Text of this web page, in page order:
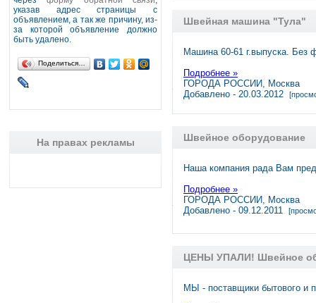
указав адрес страницы с
объявлением, а так же причину, из-
за которой объявление должно
быть удалено.
Поделиться…
На правах рекламы
Швейная машина "Тула"
Машина 60-61 г.выпуска. Без
Подробнее »
ГОРОДА РОССИИ, Москва
Добавлено - 20.03.2012
Швейное оборудование
Наша компания рада Вам
Подробнее »
ГОРОДА РОССИИ, Москва
Добавлено - 09.12.2011
ЦЕНЫ УПАЛИ! Швейное
МЫ - поставщики бытового и